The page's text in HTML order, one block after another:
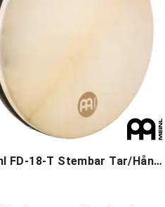
Meinl FD-18-T Stembar Tar/Håndtromme 18"